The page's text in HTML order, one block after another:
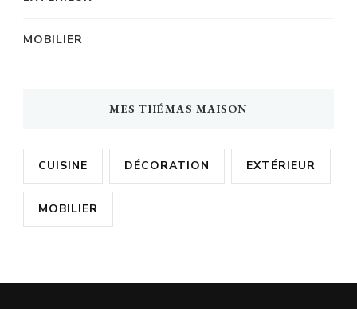
MOBILIER
MES THÉMAS MAISON
CUISINE DÉCORATION EXTÉRIEUR
MOBILIER